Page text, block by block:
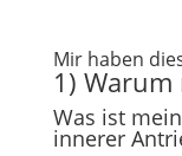
Mir haben
1)
Was ist
innerer